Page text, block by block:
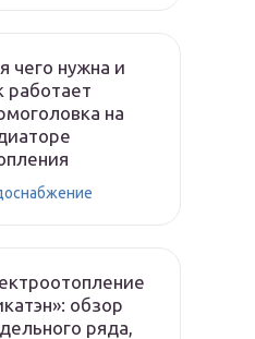
чего нужна и
работает
на
обзор
ряда,